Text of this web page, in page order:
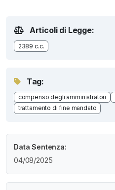
Articoli di Legge:
2389 c.c.
Tag:
compenso degli amministratori
trattamento di fine mandato
Data Sentenza:
04/08/2025